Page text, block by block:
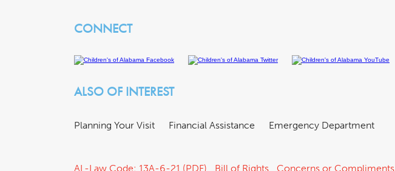
CONNECT
ALSO OF INTEREST
Planning Your Visit Financial Assistance Emergency Department
AL-Law Code: 13A-6-21 (PDF) Bill of Rights Concerns or Compliments